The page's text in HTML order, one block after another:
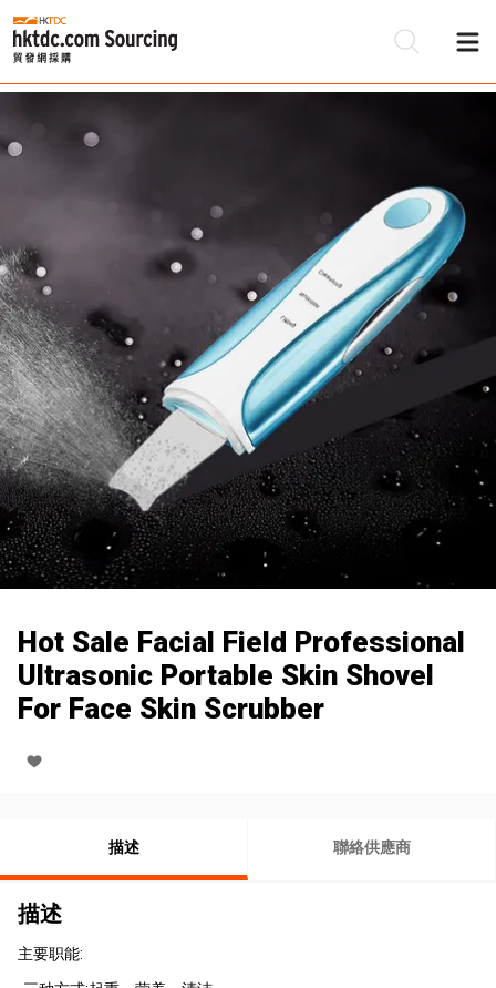
Hot Sale Facial Field Professional
Ultrasonic Portable Skin Shovel
For Face Skin Scrubber
描述 聯絡供應商
描述
主要职能: